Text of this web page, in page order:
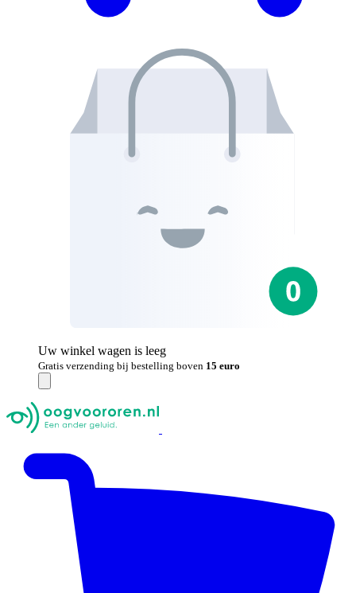
Uw winkel wagen is leeg
Gratis verzending bij bestelling boven 15 euro